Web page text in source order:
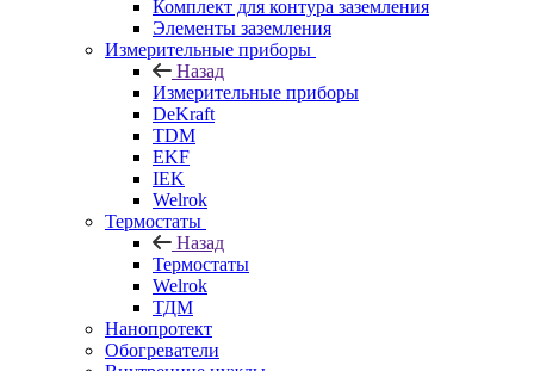
Комплект для контура заземления
Элементы заземления
Измерительные приборы
Назад
Измерительные приборы
DeKraft
TDM
EKF
IEK
Welrok
Термостаты
Назад
Термостаты
Welrok
ТДМ
Нанопротект
Обогреватели